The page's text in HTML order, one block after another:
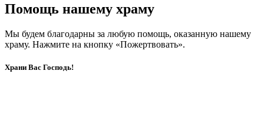
Помощь нашему храму
Мы будем благодарны за любую помощь, оказанную нашему
храму. Нажмите на кнопку «Пожертвовать».
Храни Вас Господь!